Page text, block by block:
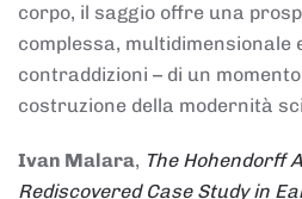
corpo, il saggio offre una
complessa, multidimensionale
contraddizioni – di un
costruzione della modernità
Ivan Malara, The Hohendorff
Rediscovered Case Study in